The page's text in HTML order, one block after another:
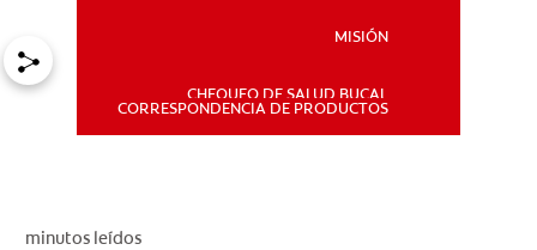
MISIÓN
CHEQUEO DE SALUD BUCAL
CORRESPONDENCIA DE PRODUCTOS
minutos leídos